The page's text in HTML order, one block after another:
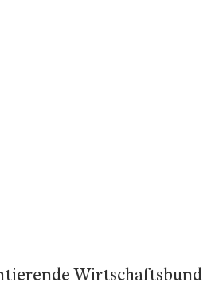
Wirtschaftsbund-